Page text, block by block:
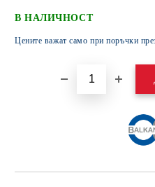
В НАЛИЧНОСТ
Цените важат само при поръчки